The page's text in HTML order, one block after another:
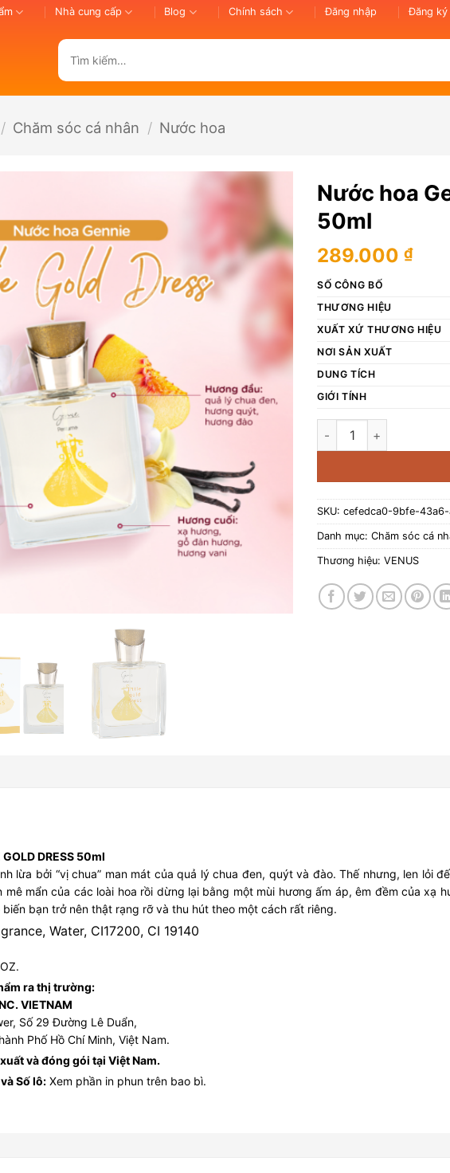
Nhà cung cấp Blog Chính sách Đăng nhập Đăng ký
kiếm:
/ Chăm sóc cá nhân / Nước hoa
Nước hoa
50ml
289.000 ₫
SỐ CÔNG BỐ
THƯƠNG HIỆU
XUẤT XỨ THƯƠNG HIỆU
NƠI SẢN XUẤT
DUNG TÍCH
GIỚI TÍNH
Nước hoa Gennie -
SKU: cefedca0-9bfe-
Danh mục: Chăm sóc cá
Thương hiệu: VENUS
DRESS 50ml
lừa bởi “vị chua” man mát của quả lý chua đen, quýt và đào. Thế nhưng, len lỏi
mẩn của các loài hoa rồi dừng lại bằng một mùi hương ấm áp, êm đềm của xạ
bạn trở nên thật rạng rỡ và thu hút theo một cách rất riêng.
Water, CI17200, CI 19140
ra thị trường:
VIETNAM
Số 29 Đường Lê Duẩn,
Phố Hồ Chí Minh, Việt Nam.
và đóng gói tại Việt Nam.
Số lô: Xem phần in phun trên bao bì.